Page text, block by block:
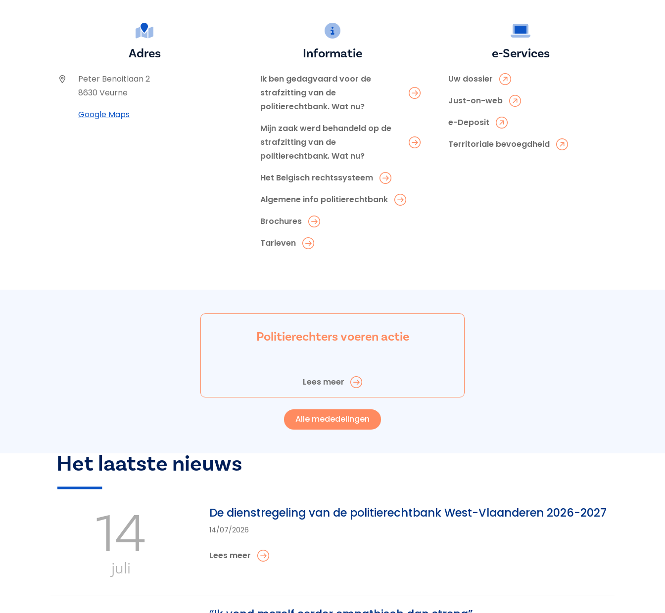
Adres
Peter Benoitlaan 2
8630 Veurne
Google Maps
Informatie
Ik ben gedagvaard voor de
strafzitting van de
politierechtbank. Wat nu?
Mijn zaak werd behandeld op de
strafzitting van de
politierechtbank. Wat nu?
Het Belgisch rechtssysteem
Algemene info politierechtbank
Brochures
Tarieven
e-Services
Uw dossier
Just-on-web
e-Deposit
Territoriale bevoegdheid
Politierechters voeren actie
Lees meer
Alle mededelingen
Het laatste nieuws
14
juli
De dienstregeling van de politierechtbank West-Vlaanderen 2026-2027
14/07/2026
Lees meer